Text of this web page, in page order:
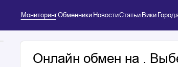
МониторингОбменники НовостиСтатьи Вики
Онлайн обмен на .